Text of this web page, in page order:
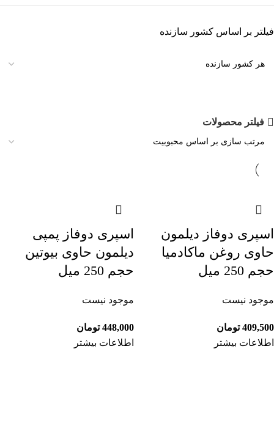
فیلتر بر اساس کشور سازنده
فیلتر محصولات
اسپری دوفاز دیلمون
حاوی روغن ماکادمیا
حجم 250 میل
موجود نیست
409,500 تومان
اطلاعات بیشتر
اسپری دوفاز پمپی
دیلمون حاوی بیوتین
حجم 250 میل
موجود نیست
448,000 تومان
اطلاعات بیشتر